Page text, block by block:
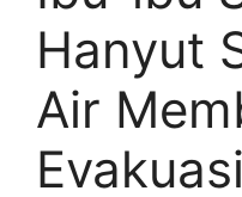
Hanyut
Air
Evakuasi